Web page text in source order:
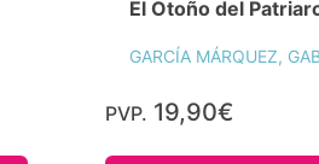
El Otoño del
GARCÍA MÁRQUEZ,
PVP. 19,90€